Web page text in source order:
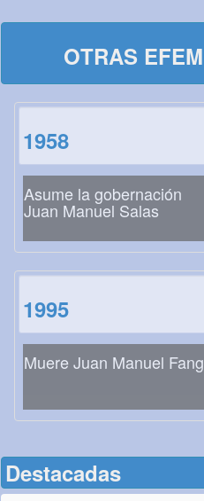
OTRAS
1958
Asume la gobernación
Juan Manuel Salas
1995
Muere Juan Manuel
Destacadas